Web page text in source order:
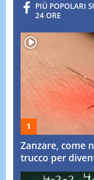
PIÙ POPOLARI
24 ORE
Zanzare, come
trucco per